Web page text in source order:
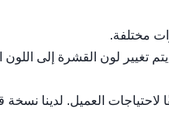
لون القشرة إلى اللون
لاحتياجات العميل. لدينا